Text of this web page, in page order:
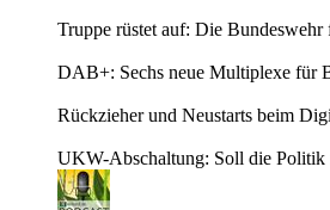
Truppe rüstet auf: Die
DAB+: Sechs neue Multiplexe für
Rückzieher und Neustarts beim
UKW-Abschaltung: Soll die Politik